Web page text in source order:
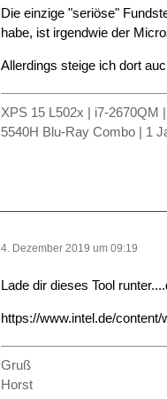
Die einzige "seriöse"
habe, ist irgendwie der
Allerdings steige ich dort
XPS 15 L502x | i7-2670QM
5540H Blu-Ray Combo | 1
4. Dezember 2019 um 09:19
Lade dir dieses Tool
https://www.intel.de/
Gruß
Horst